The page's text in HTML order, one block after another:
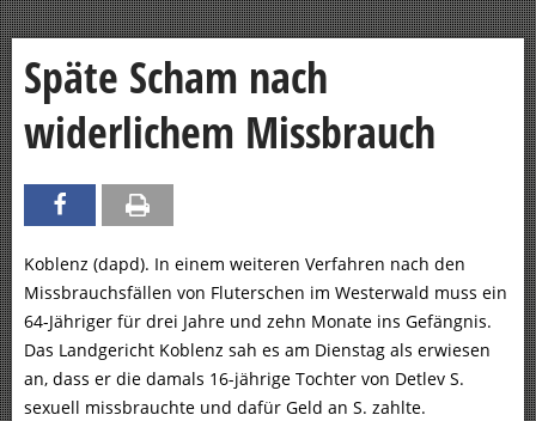
Späte Scham nach
widerlichem Missbrauch
Koblenz (dapd). In einem weiteren Verfahren nach den
Missbrauchsfällen von Fluterschen im Westerwald muss ein
64-Jähriger für drei Jahre und zehn Monate ins Gefängnis.
Das Landgericht Koblenz sah es am Dienstag als erwiesen
an, dass er die damals 16-jährige Tochter von Detlev S.
sexuell missbrauchte und dafür Geld an S. zahlte.